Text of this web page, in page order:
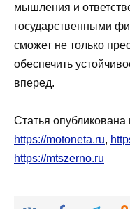
мышления и
государственными
сможет не только
обеспечить
вперед.
Статья
https://motoneta.ru,
https://mtszerno.ru